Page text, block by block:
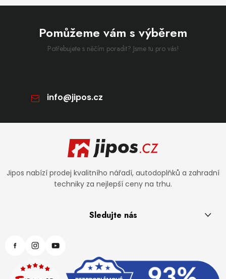
Pomůžeme vám s výběrem
Potřebujete s něčím poradit? Jsme tu pro vás!
info@jipos.cz
Zápatí
Jipos nabízí prodej kvalitního nářadí, autodoplňků a zahradní
techniky za nejlepší ceny na trhu.
Sledujte nás